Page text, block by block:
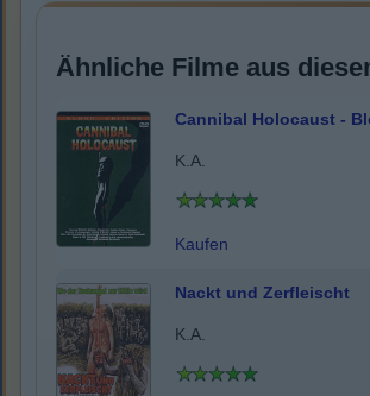
Ähnliche Filme aus
Cannibal Holocaust -
K.A.
Kaufen
Nackt und Zerfleischt
K.A.